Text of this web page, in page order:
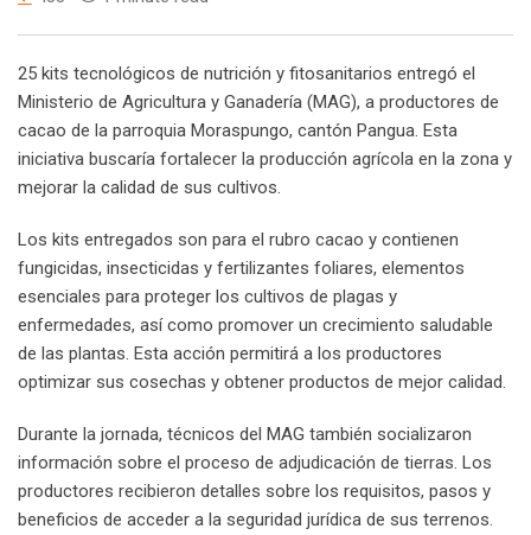
25 kits tecnológicos de nutrición y fitosanitarios entregó el
Ministerio de Agricultura y Ganadería (MAG), a productores de
cacao de la parroquia Moraspungo, cantón Pangua. Esta
iniciativa buscaría fortalecer la producción agrícola en la zona y
mejorar la calidad de sus cultivos.
Los kits entregados son para el rubro cacao y contienen
fungicidas, insecticidas y fertilizantes foliares, elementos
esenciales para proteger los cultivos de plagas y
enfermedades, así como promover un crecimiento saludable
de las plantas. Esta acción permitirá a los productores
optimizar sus cosechas y obtener productos de mejor calidad.
Durante la jornada, técnicos del MAG también socializaron
información sobre el proceso de adjudicación de tierras. Los
productores recibieron detalles sobre los requisitos, pasos y
beneficios de acceder a la seguridad jurídica de sus terrenos.